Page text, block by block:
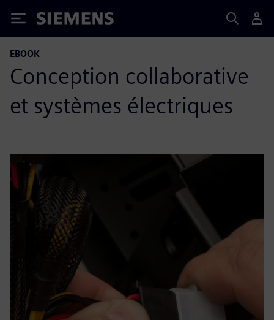
Siemens
EBOOK
Conception collaborative
et systèmes électriques